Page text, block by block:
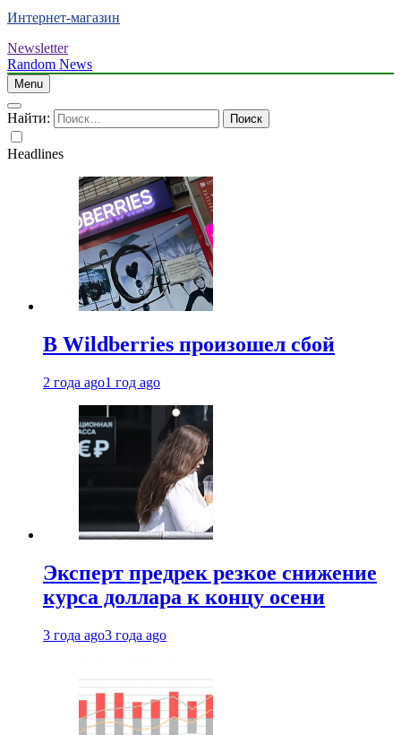
Интернет-магазин
Newsletter
Random News
Menu
Найти:
Headlines
В Wildberries произошел сбой
2 года ago1 год ago
Эксперт предрек резкое снижение
курса доллара к концу осени
3 года ago3 года ago